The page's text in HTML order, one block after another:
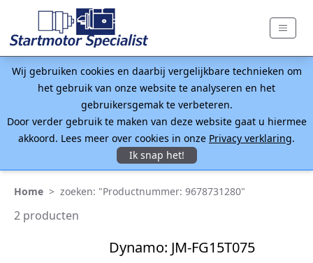
Wij gebruiken cookies en daarbij vergelijkbare technieken om
het gebruik van onze website te analyseren en het
gebruikersgemak te verbeteren.
Door verder gebruik te maken van deze website gaat u hiermee
akkoord. Lees meer over cookies in onze Privacy verklaring.
Ik snap het!
Home > zoeken: "Productnummer: 9678731280"
2 producten
Dynamo: JM-FG15T075